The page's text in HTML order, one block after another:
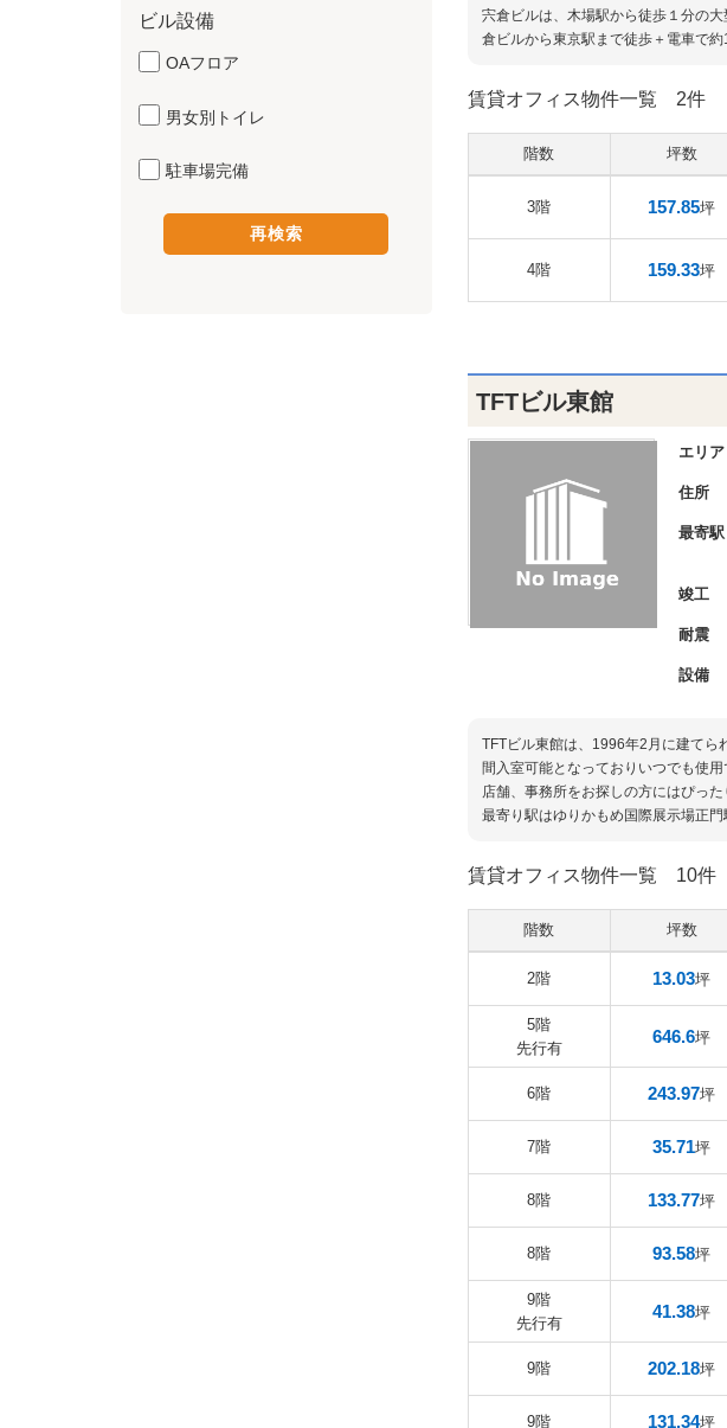
宍倉ビルは、木場駅から徒歩１分の
倉ビルから東京駅まで徒歩＋電車で約
賃貸オフィス物件一覧 2件
階数 坪数
3階 157.85坪
4階 159.33坪
TFTビル東館
エリア
住所
最寄駅
竣工
耐震
設備
TFTビル東館は、1996年2月に建てら
間入室可能となっておりいつでも使
店舗、事務所をお探しの方にはぴった
最寄り駅はゆりかもめ国際展示場正
賃貸オフィス物件一覧 10件
階数 坪数
2階 13.03坪
5階
先行有
646.6坪
6階 243.97坪
7階 35.71坪
8階 133.77坪
8階 93.58坪
9階
先行有
41.38坪
9階 202.18坪
9階 131.34坪
ビル設備
OAフロア
男女別トイレ
駐車場完備